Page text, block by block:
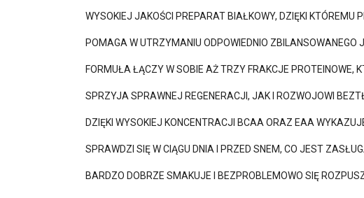
WYSOKIEJ JAKOŚCI PREPARAT BIAŁKOWY, DZIĘKI KTÓREMU
POMAGA W UTRZYMANIU ODPOWIEDNIO
FORMUŁA ŁĄCZY W SOBIE AŻ TRZY FRAKCJE
SPRZYJA SPRAWNEJ REGENERACJI, JAK I ROZWOJOWI
DZIĘKI WYSOKIEJ KONCENTRACJI BCAA ORAZ EAA
SPRAWDZI SIĘ W CIĄGU DNIA I PRZED SNEM, CO JEST
BARDZO DOBRZE SMAKUJE I BEZPROBLEMOWO SIĘ